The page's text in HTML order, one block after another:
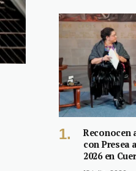
Reconocen
con Presea
2026 en